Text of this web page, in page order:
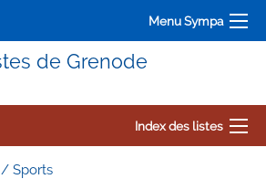
Menu Sympa
de Grenode
Index des listes
/ Sports